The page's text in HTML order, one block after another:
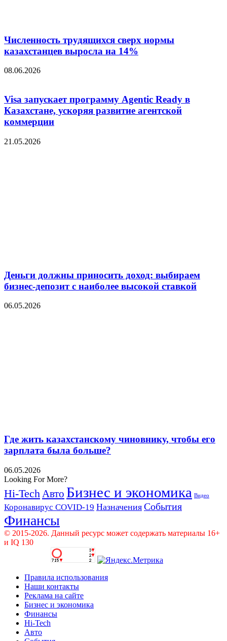
Численность трудящихся сверх нормы
казахстанцев выросла на 14%
08.06.2026
Visa запускает программу Agentic Ready в
Казахстане, ускоряя развитие агентской
коммерции
21.05.2026
Деньги должны приносить доход: выбираем
бизнес-депозит с наиболее высокой ставкой
06.05.2026
Где жить казахстанскому чиновнику, чтобы его
зарплата была больше?
06.05.2026
Looking For More?
Hi-Tech Авто Бизнес и экономика Видео
Коронавирус COVID-19 Назначения События
Финансы
© 2015-2026. Данный ресурс может содержать материалы 16+
и IQ 130
Правила использования
Наши контакты
Реклама на сайте
Бизнес и экономика
Финансы
Hi-Tech
Авто